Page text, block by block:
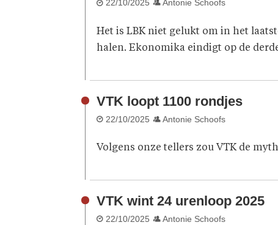
22/10/2025 Antonie Schoofs
Het is LBK niet gelukt om in het
halen. Ekonomika eindigt op de
VTK loopt 1100 rondjes
22/10/2025 Antonie Schoofs
Volgens onze tellers zou VTK de
VTK wint 24 urenloop 2025
22/10/2025 Antonie Schoofs